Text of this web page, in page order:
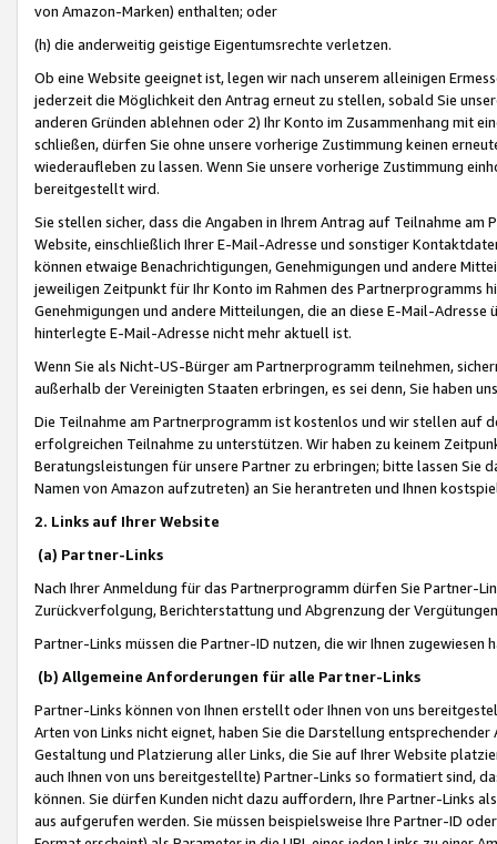
von Amazon-Marken) enthalten; oder
(h) die anderweitig geistige Eigentumsrechte verletzen.
Ob eine Website geeignet ist, legen wir nach unserem alleinigen
jederzeit die Möglichkeit den Antrag erneut zu stellen, sobald Sie
anderen Gründen ablehnen oder 2) Ihr Konto im Zusammenhang mit
schließen, dürfen Sie ohne unsere vorherige Zustimmung keinen
wiederaufleben zu lassen. Wenn Sie unsere vorherige Zustimmung
bereitgestellt wird.
Sie stellen sicher, dass die Angaben in Ihrem Antrag auf Teilnahme
Website, einschließlich Ihrer E-Mail-Adresse und sonstiger
können etwaige Benachrichtigungen, Genehmigungen und andere
jeweiligen Zeitpunkt für Ihr Konto im Rahmen des Partnerprogramms
Genehmigungen und andere Mitteilungen, die an diese E-Mail-
hinterlegte E-Mail-Adresse nicht mehr aktuell ist.
Wenn Sie als Nicht-US-Bürger am Partnerprogramm teilnehmen,
außerhalb der Vereinigten Staaten erbringen, es sei denn, Sie haben
Die Teilnahme am Partnerprogramm ist kostenlos und wir stellen auf
erfolgreichen Teilnahme zu unterstützen. Wir haben zu keinem
Beratungsleistungen für unsere Partner zu erbringen; bitte lassen Sie
Namen von Amazon aufzutreten) an Sie herantreten und Ihnen
2. Links auf Ihrer Website
(a) Partner-Links
Nach Ihrer Anmeldung für das Partnerprogramm dürfen Sie Partner-
Zurückverfolgung, Berichterstattung und Abgrenzung der
Partner-Links müssen die Partner-ID nutzen, die wir Ihnen zugewiesen
(b) Allgemeine Anforderungen für alle Partner-Links
Partner-Links können von Ihnen erstellt oder Ihnen von uns
Arten von Links nicht eignet, haben Sie die Darstellung
Gestaltung und Platzierung aller Links, die Sie auf Ihrer Website
auch Ihnen von uns bereitgestellte) Partner-Links so formatiert sind,
können. Sie dürfen Kunden nicht dazu auffordern, Ihre Partner-Links
aus aufgerufen werden. Sie müssen beispielsweise Ihre Partner-ID